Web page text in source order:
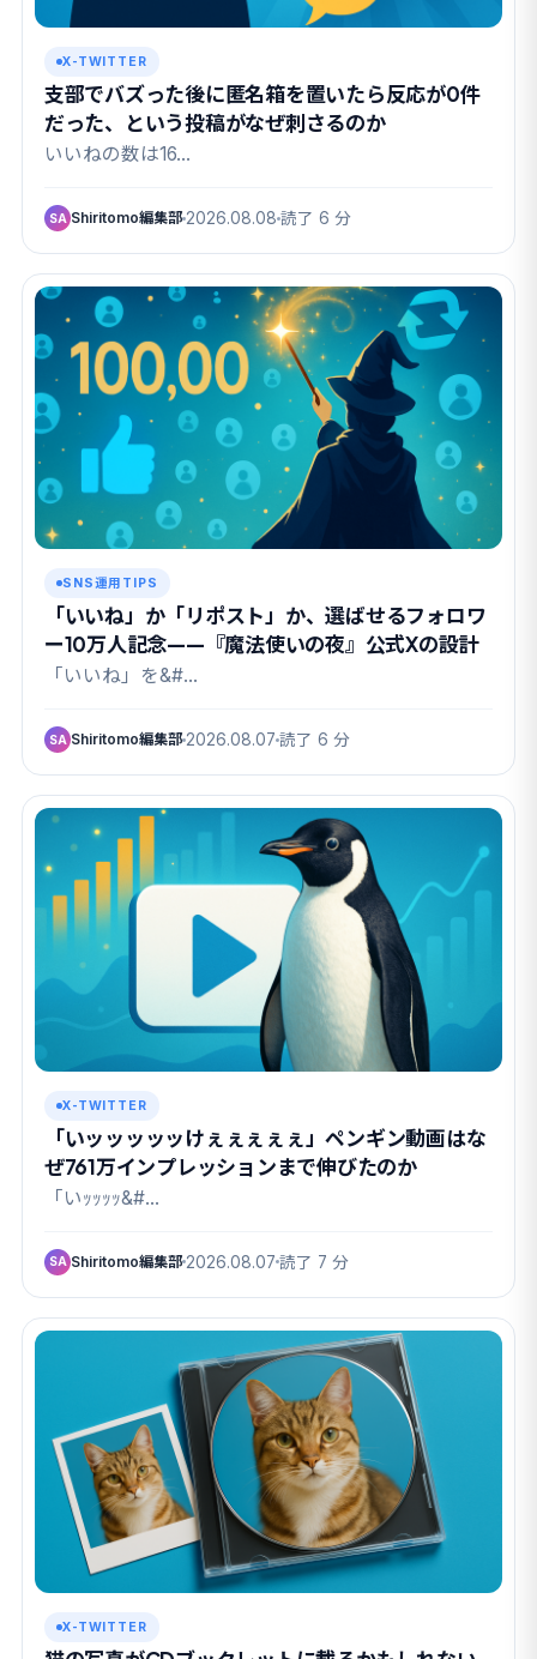
X-TWITTER
支部でバズった後に匿名箱を置いたら反応が0件
だった、という投稿がなぜ刺さるのか
いいねの数は16…
SA Shiritomo編集部 2026.08.08 読了 6 分
SNS運用TIPS
「いいね」か「リポスト」か、選ばせるフォロワ
ー10万人記念——『魔法使いの夜』公式Xの設計
「いいね」を&#…
SA Shiritomo編集部 2026.08.07 読了 6 分
X-TWITTER
「いッッッッッけぇぇぇぇぇ」ペンギン動画はな
ぜ761万インプレッションまで伸びたのか
「いｯｯｯｯ&#…
SA Shiritomo編集部 2026.08.07 読了 7 分
X-TWITTER